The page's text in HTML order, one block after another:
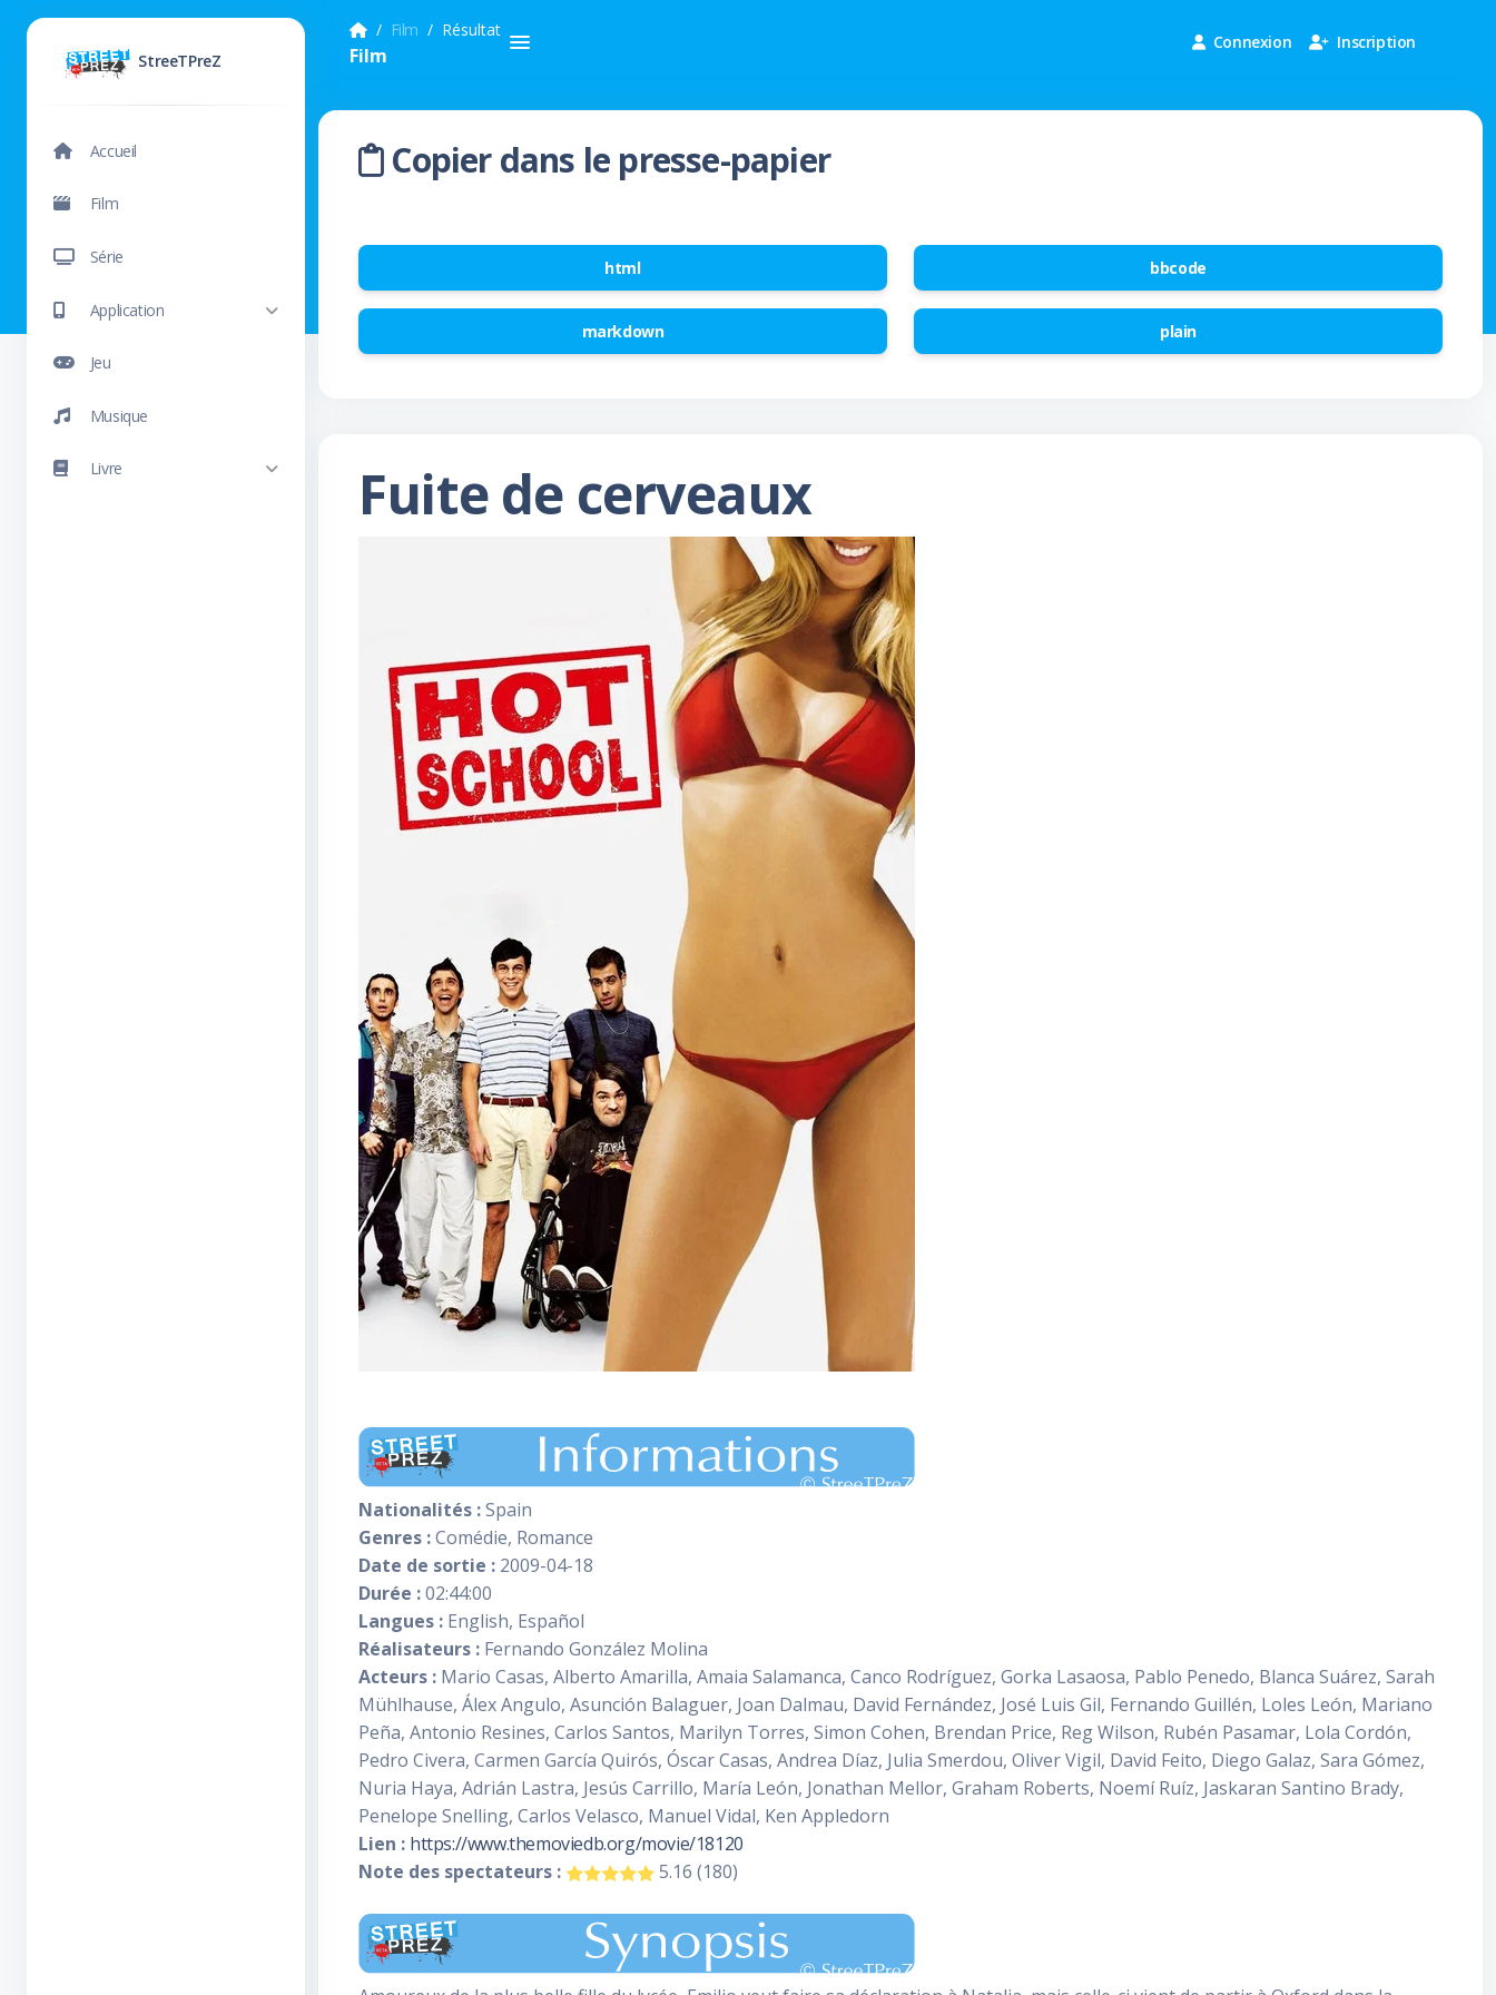
StreeTPreZ
Accueil
Film
Série
Application
Jeu
Musique
Livre
Film Résultat
Film
Connexion Inscription
Copier dans le presse-papier
html bbcode
markdown plain
Fuite de cerveaux
Nationalités :Spain
Genres :Comédie, Romance
Date de sortie : 2009-04-18
Durée :02:44:00
Langues : English, Español
Réalisateurs : Fernando González Molina
Acteurs : Mario Casas, Alberto Amarilla, Amaia Salamanca, Canco Rodríguez, Gorka Lasaosa, Pablo Penedo, Blanca Suárez, Sarah
Mühlhause, Álex Angulo, Asunción Balaguer, Joan Dalmau, David Fernández, José Luis Gil, Fernando Guillén, Loles León, Mariano
Peña, Antonio Resines, Carlos Santos, Marilyn Torres, Simon Cohen, Brendan Price, Reg Wilson, Rubén Pasamar, Lola Cordón,
Pedro Civera, Carmen García Quirós, Óscar Casas, Andrea Díaz, Julia Smerdou, Oliver Vigil, David Feito, Diego Galaz, Sara Gómez,
Nuria Haya, Adrián Lastra, Jesús Carrillo, María León, Jonathan Mellor, Graham Roberts, Noemí Ruíz, Jaskaran Santino Brady,
Penelope Snelling, Carlos Velasco, Manuel Vidal, Ken Appledorn
Lien : https://www.themoviedb.org/movie/18120
Note des spectateurs :
5.16 (180)